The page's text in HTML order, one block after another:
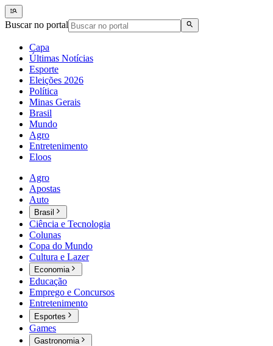
Buscar no portal
Capa
Últimas Notícias
Esporte
Eleições 2026
Política
Minas Gerais
Brasil
Mundo
Agro
Entretenimento
Eloos
Agro
Apostas
Auto
Brasil
Ciência e Tecnologia
Colunas
Copa do Mundo
Cultura e Lazer
Economia
Educação
Emprego e Concursos
Entretenimento
Esportes
Games
Gastronomia